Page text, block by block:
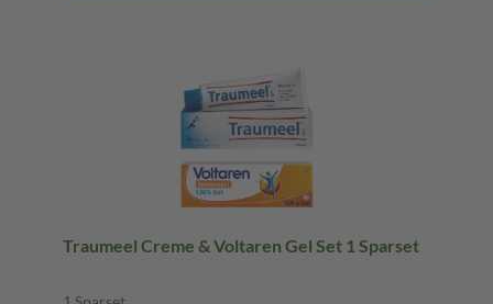
Traumeel Creme & Voltaren Gel Set 1 Sparset